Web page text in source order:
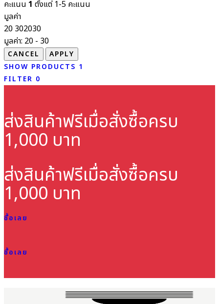
คะแนน 1 ตั้งแต่ 1-5 คะแนน
มูลค่า
20 302030
มูลค่า: 20 - 30
SHOW PRODUCTS 1
FILTER 0
ส่งสินค้าฟรีเมื่อสั่งซื้อครบ
1,000 บาท
ส่งสินค้าฟรีเมื่อสั่งซื้อครบ
1,000 บาท
ซื้อเลย
ซื้อเลย